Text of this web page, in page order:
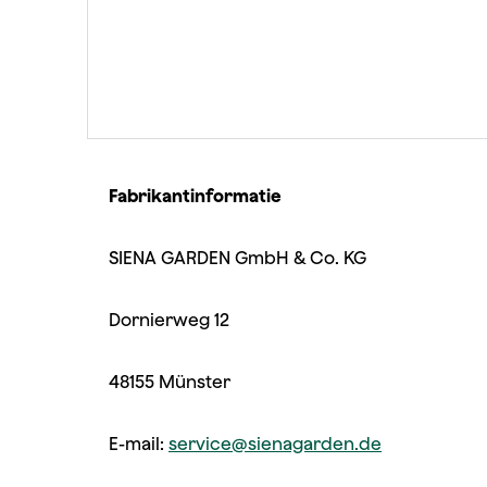
Fabrikantinformatie
SIENA GARDEN GmbH & Co. KG
Dornierweg 12
48155 Münster
E-mail: service@sienagarden.de